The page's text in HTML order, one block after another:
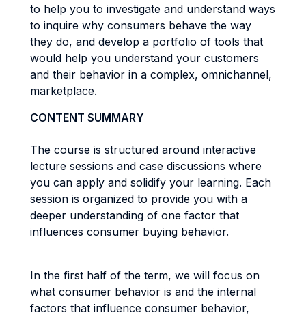
to help you to investigate and understand ways
to inquire why consumers behave the way
they do, and develop a portfolio of tools that
would help you understand your customers
and their behavior in a complex, omnichannel,
marketplace.
CONTENT SUMMARY
The course is structured around interactive
lecture sessions and case discussions where
you can apply and solidify your learning. Each
session is organized to provide you with a
deeper understanding of one factor that
influences consumer buying behavior.
In the first half of the term, we will focus on
what consumer behavior is and the internal
factors that influence consumer behavior,